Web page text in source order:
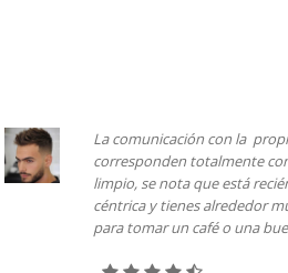
La comunicación con la
corresponden totalmente
limpio, se nota que está
céntrica y tienes alrededor
para tomar un café o una